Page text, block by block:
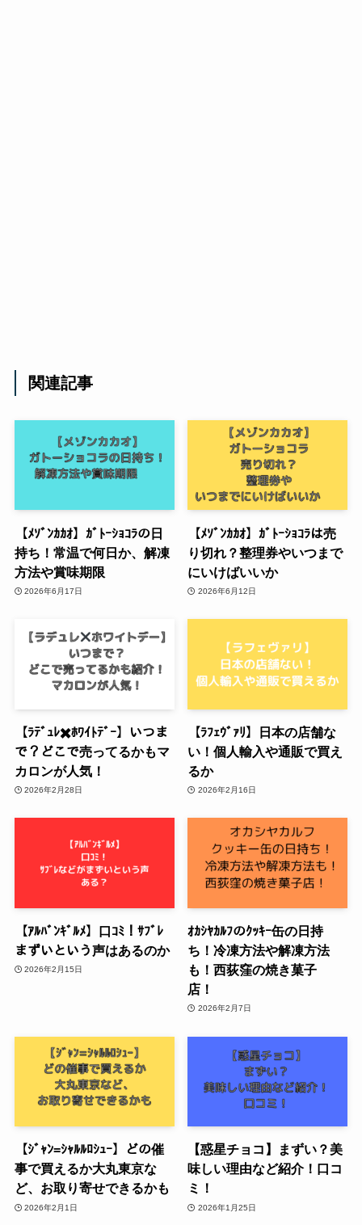
関連記事
【ﾒｿﾞﾝｶｶｵ】ｶﾞﾄｰｼｮｺﾗの日
持ち！常温で何日か、解凍
方法や賞味期限
2026年6月17日
【ﾒｿﾞﾝｶｶｵ】ｶﾞﾄｰｼｮｺﾗは売
り切れ？整理券やいつまで
にいけばいいか
2026年6月12日
【ﾗﾃﾞｭﾚ✖️ﾎﾜｲﾄﾃﾞｰ】いつま
で？どこで売ってるかもマ
カロンが人気！
2026年2月28日
【ﾗﾌｪｳﾞｧﾘ】日本の店舗な
い！個人輸入や通販で買え
るか
2026年2月16日
【ｱﾙﾊﾞﾝｷﾞﾙﾒ】口ｺﾐ！ｻﾌﾞﾚ
まずいという声はあるのか
2026年2月15日
ｵｶｼﾔｶﾙﾌのｸｯｷｰ缶の日持
ち！冷凍方法や解凍方法
も！西荻窪の焼き菓子
店！
2026年2月7日
【ｼﾞｬﾝ=ｼｬﾙﾙﾛｼｭｰ】どの催
事で買えるか大丸東京な
ど、お取り寄せできるかも
2026年2月1日
【惑星チョコ】まずい？美
味しい理由など紹介！口コ
ミ！
2026年1月25日